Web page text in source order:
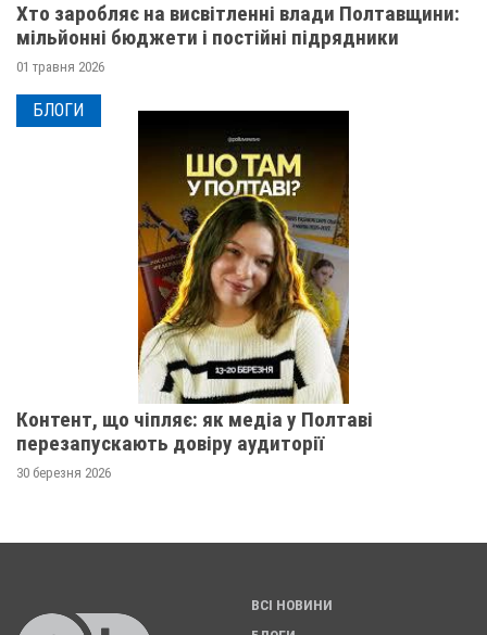
Хто заробляє на висвітленні влади Полтавщини:
мільйонні бюджети і постійні підрядники
01 травня 2026
БЛОГИ
Контент, що чіпляє: як медіа у Полтаві
перезапускають довіру аудиторії
30 березня 2026
ВСІ НОВИНИ